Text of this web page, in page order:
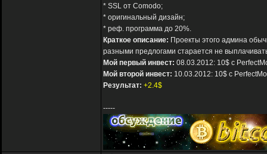
* SSL от Comodo;
* оригинальный дизайн;
* реф. программа до 20%.
Краткое описание: Проекты этого админа
разными предлогами старается не
Мой первый инвест: 08.03.2012: 10$ с
Мой второй инвест: 10.03.2012: 10$ с
Результат: +2.4$
-----